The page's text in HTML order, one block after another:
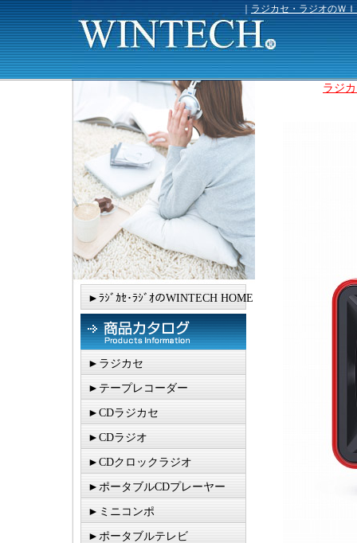
｜ラジカセ・ラジオのＷ
►ﾗｼﾞｶｾ･ﾗｼﾞｵのWINTECH HOME
►ラジカセ
►テープレコーダー
►CDラジカセ
►CDラジオ
►CDクロックラジオ
►ポータブルCDプレーヤー
►ミニコンポ
►ポータブルテレビ
ラジ